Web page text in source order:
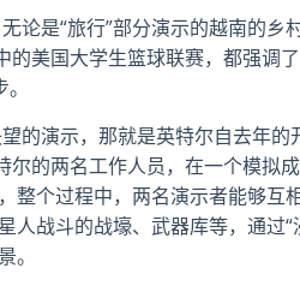
是“旅行”部分演示的越南的乡
美国大学生篮球联赛，都强调
的演示，那就是英特尔自去年的
的两名工作人员，在一个模拟
整个过程中，两名演示者能够互
战斗的战壕、武器库等，通过“
。